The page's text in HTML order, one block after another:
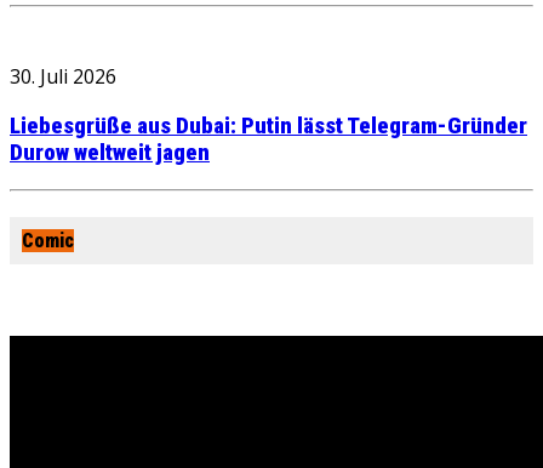
30. Juli 2026
Liebesgrüße aus Dubai: Putin lässt Telegram-Gründer
Durow weltweit jagen
Comic